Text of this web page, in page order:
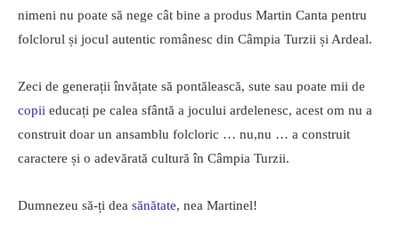
nimeni nu poate să nege cât bine a produs Martin Canta pentru
folclorul și jocul autentic românesc din Câmpia Turzii și Ardeal.
Zeci de generații învățate să pontălească, sute sau poate mii de
copii educați pe calea sfântă a jocului ardelenesc, acest om nu a
construit doar un ansamblu folcloric … nu,nu … a construit
caractere și o adevărată cultură în Câmpia Turzii.
Dumnezeu să-ți dea sănătate, nea Martinel!